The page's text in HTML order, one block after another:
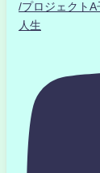
/プロジェクト
人生